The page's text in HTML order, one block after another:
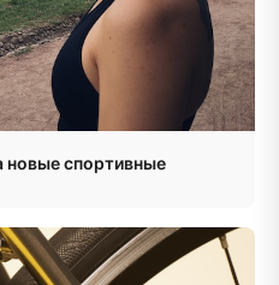
новые спортивные